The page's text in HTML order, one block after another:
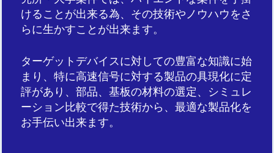
けることが出来る為、その技術やノウハウをさ
らに生かすことが出来ます。
ターゲットデバイスに対しての豊富な知識に始
まり、特に高速信号に対する製品の具現化に定
評があり、部品、基板の材料の選定、シミュレ
ーション比較で得た技術から、最適な製品化を
お手伝い出来ます。